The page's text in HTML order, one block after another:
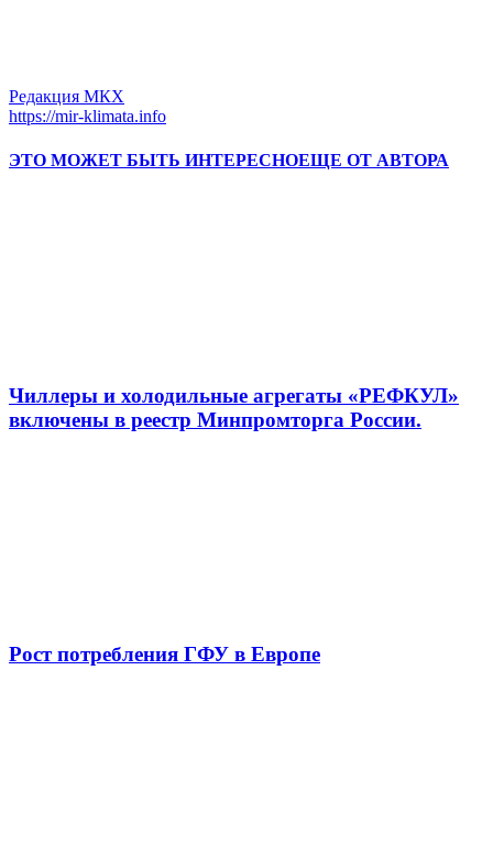
Редакция МКХ
https://mir-klimata.info
ЭТО МОЖЕТ БЫТЬ ИНТЕРЕСНОЕЩЕ ОТ АВТОРА
Чиллеры и холодильные агрегаты «РЕФКУЛ»
включены в реестр Минпромторга России.
Рост потребления ГФУ в Европе